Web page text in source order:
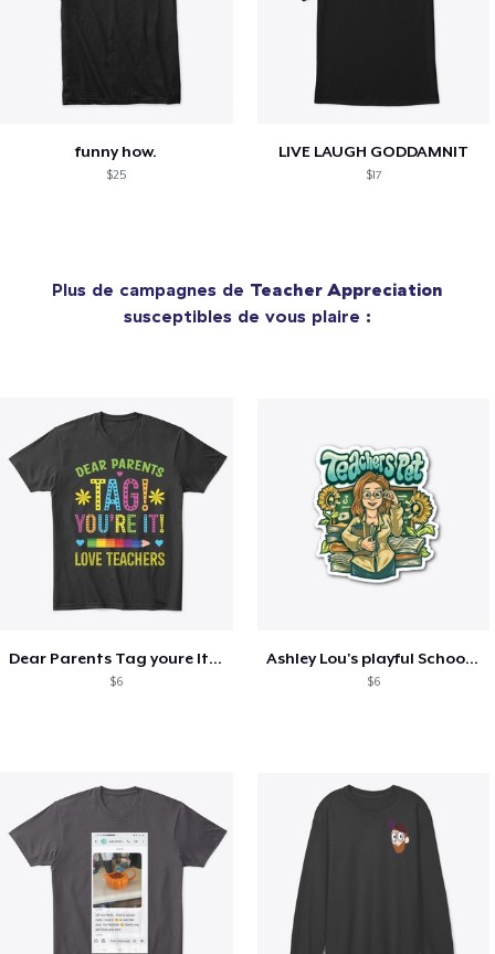
funny how.
$25
LIVE LAUGH GODDAMNIT
$17
Plus de campagnes de Teacher Appreciation
susceptibles de vous plaire :
Dear Parents Tag youre It Love Teachers
$6
Ashley Lou's playful School🏠 Collection
$6